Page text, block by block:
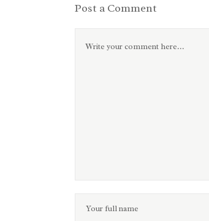
Post a Comment